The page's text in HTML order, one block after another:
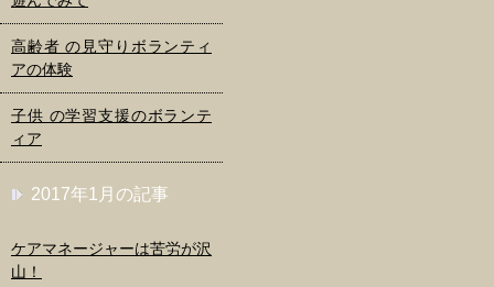
高齢者 の見守りボランティ
アの体験
子供 の学習支援のボランテ
ィア
2017年1月の記事
ケアマネージャーは苦労が沢
山！